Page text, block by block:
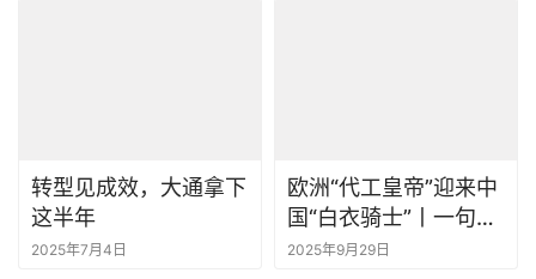
转型见成效，大通拿下
这半年
2025年7月4日
欧洲“代工皇帝”迎来中
国“白衣骑士”丨一句话
点评
2025年9月29日